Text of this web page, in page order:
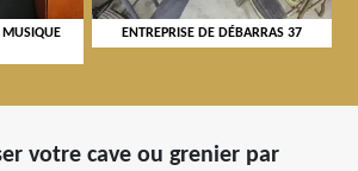
MUSIQUE
ENTREPRISE DE DÉBARRAS 37
votre cave ou grenier par